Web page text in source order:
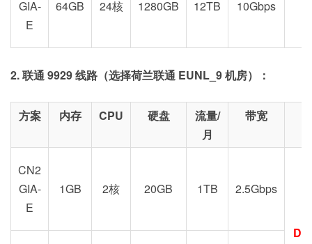
GIA-
E
64GB 24核 1280GB 12TB 10Gbps
2. 联通 9929 线路（选择荷兰联通 EUNL_9 机房）：
方案 内存 CPU 硬盘
流量/
月
带宽
CN2
GIA-
E
1GB 2核 20GB 1TB 2.5Gbps